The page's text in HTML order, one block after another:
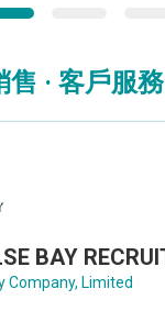
售 · 客戶服務
Company, Limited